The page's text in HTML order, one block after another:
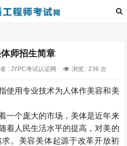
师招生简章
: JYPC考试认证网 浏览 : 236 次
使用专业技术为人体作美容和美
一个庞大的市场，美体是近年来
着人民生活水平的提高，对美的
。美容美体起源于改革开放初